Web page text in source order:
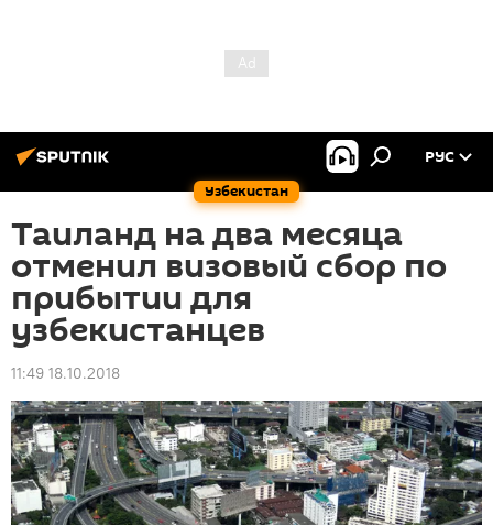
Узбекистан
РУС
Таиланд на два месяца
отменил визовый сбор по
прибытии для
узбекистанцев
11:49 18.10.2018